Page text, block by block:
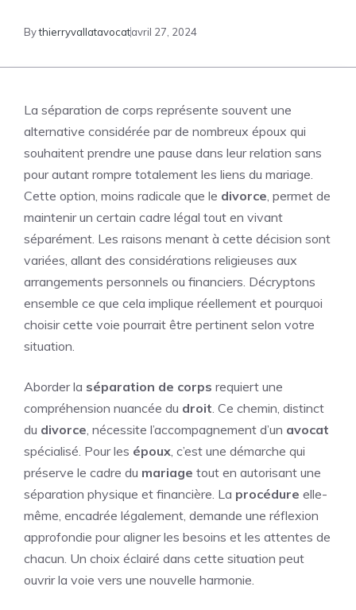
Bythierryvallatavocatavril 27, 2024
La séparation de corps représente souvent une
alternative considérée par de nombreux époux qui
souhaitent prendre une pause dans leur relation sans
pour autant rompre totalement les liens du mariage.
Cette option, moins radicale que le divorce, permet de
maintenir un certain cadre légal tout en vivant
séparément. Les raisons menant à cette décision sont
variées, allant des considérations religieuses aux
arrangements personnels ou financiers. Décryptons
ensemble ce que cela implique réellement et pourquoi
choisir cette voie pourrait être pertinent selon votre
situation.
Aborder la séparation de corps requiert une
compréhension nuancée du droit. Ce chemin, distinct
du divorce, nécessite l’accompagnement d’un avocat
spécialisé. Pour les époux, c’est une démarche qui
préserve le cadre du mariage tout en autorisant une
séparation physique et financière. La procédure elle-
même, encadrée légalement, demande une réflexion
approfondie pour aligner les besoins et les attentes de
chacun. Un choix éclairé dans cette situation peut
ouvrir la voie vers une nouvelle harmonie.